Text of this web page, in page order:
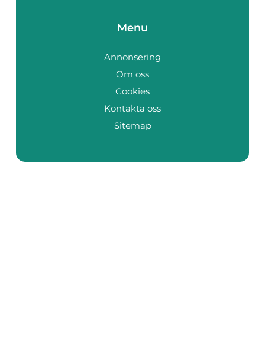
Menu
Annonsering
Om oss
Cookies
Kontakta oss
Sitemap